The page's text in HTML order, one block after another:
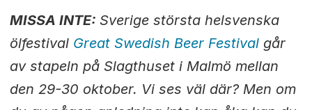
MISSA INTE: Sverige största helsvenska
ölfestival Great Swedish Beer Festivalgår
av stapeln på Slagthuset i Malmö mellan
den 29-30 oktober. Vi ses väl där? Men om